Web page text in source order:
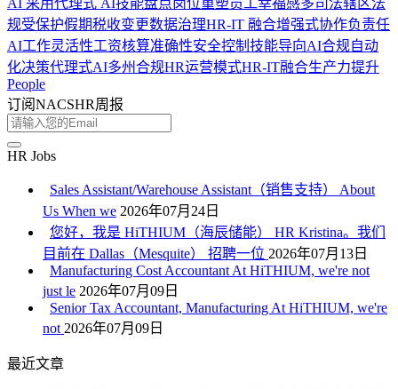
规受保护假期税收变更数据治理HR-IT 融合增强式协作负责任
AI工作灵活性工资核算准确性安全控制 技能导向AI合规自动
化决策代理式AI多州合规HR运营模式HR-IT融合生产力提升
People
订阅NACSHR周报
HR Jobs
Sales Assistant/Warehouse Assistant（销售支持） About
Us When we 2026年07月24日
您好，我是 HiTHIUM（海辰储能） HR Kristina。我们
目前在 Dallas（Mesquite） 招聘一位 2026年07月13日
Manufacturing Cost Accountant At HiTHIUM, we're not
just le 2026年07月09日
Senior Tax Accountant, Manufacturing At HiTHIUM, we're
not 2026年07月09日
最近文章